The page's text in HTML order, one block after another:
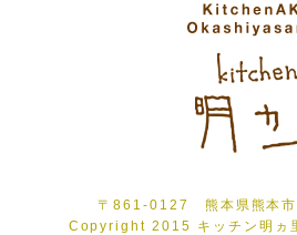
〒861-0127 熊本県熊本市
Copyright 2015 キッチン明